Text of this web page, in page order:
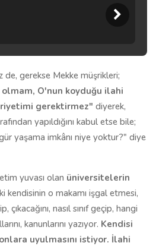
de, gerekse Mekke müşrikleri;
O'nun koyduğu ilahi
gerektirmez" diyerek,
yapıldığını kabul etse bile;
yaşama imkânı niye yoktur?" diye
yuvası olan üniversitelerin
kendisinin o makamı işgal etmesi,
çıkacağını, nasıl sınıf geçip, hangi
kanunlarını yazıyor. Kendisi
uyulmasını istiyor. İlahi